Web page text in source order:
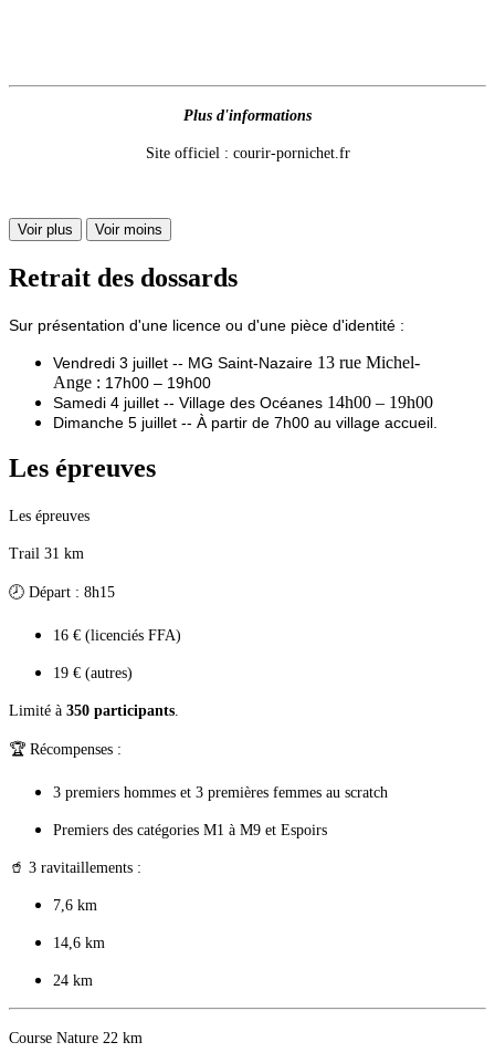
Plus d'informations
Site officiel : courir-pornichet.fr
Voir plus Voir moins
Retrait des dossards
Sur présentation d'une licence ou d'une pièce d'identité :
Vendredi 3 juillet -- MG Saint-Nazaire 13 rue Michel-
Ange : 17h00 – 19h00
Samedi 4 juillet -- Village des Océanes 14h00 – 19h00
Dimanche 5 juillet -- À partir de 7h00 au village accueil.
Les épreuves
Les épreuves
Trail 31 km
🕗 Départ : 8h15
16 € (licenciés FFA)
19 € (autres)
Limité à 350 participants.
🏆 Récompenses :
3 premiers hommes et 3 premières femmes au scratch
Premiers des catégories M1 à M9 et Espoirs
🥤 3 ravitaillements :
7,6 km
14,6 km
24 km
Course Nature 22 km